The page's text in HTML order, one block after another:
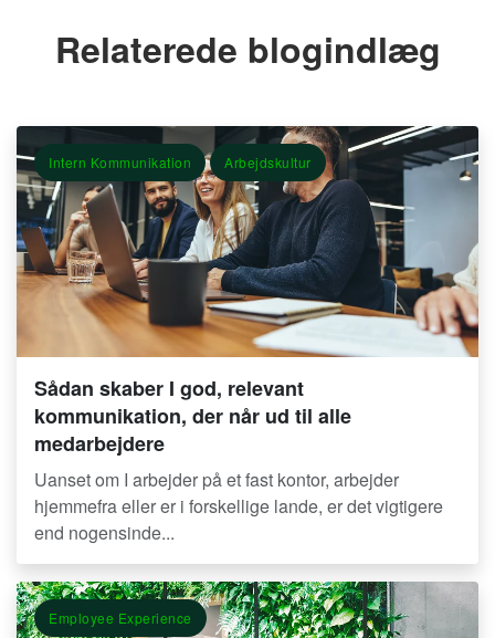
Relaterede blogindlæg
Intern Kommunikation Arbejdskultur
Sådan skaber I god, relevant
kommunikation, der når ud til alle
medarbejdere
Uanset om I arbejder på et fast kontor, arbejder
hjemmefra eller er i forskellige lande, er det vigtigere
end nogensinde...
Employee Experience